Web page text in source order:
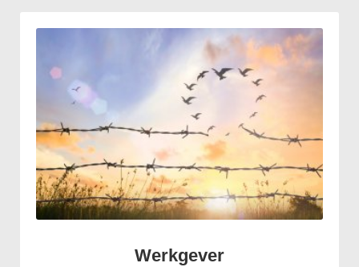
Werkgever